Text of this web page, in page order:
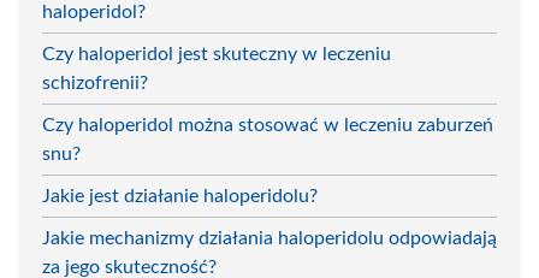
haloperidol?
Czy haloperidol jest skuteczny w leczeniu
schizofrenii?
Czy haloperidol można stosować w leczeniu zaburzeń
snu?
Jakie jest działanie haloperidolu?
Jakie mechanizmy działania haloperidolu odpowiadają
za jego skuteczność?